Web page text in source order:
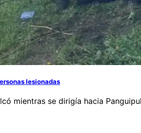
lesionadas
mientras se dirigía hacia